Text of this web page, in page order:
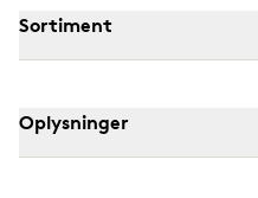
Sortiment
Oplysninger